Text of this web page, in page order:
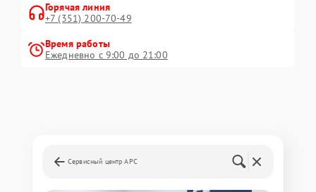
Горячая линия
+7 (351) 200-70-49
Время работы
Ежедневно с 9:00 до 21:00
Сервисный центр APC